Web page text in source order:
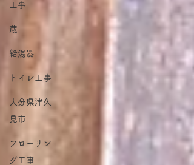
工事
蔵
給湯器
トイレ工事
大分県津久
見市
フローリン
グ工事